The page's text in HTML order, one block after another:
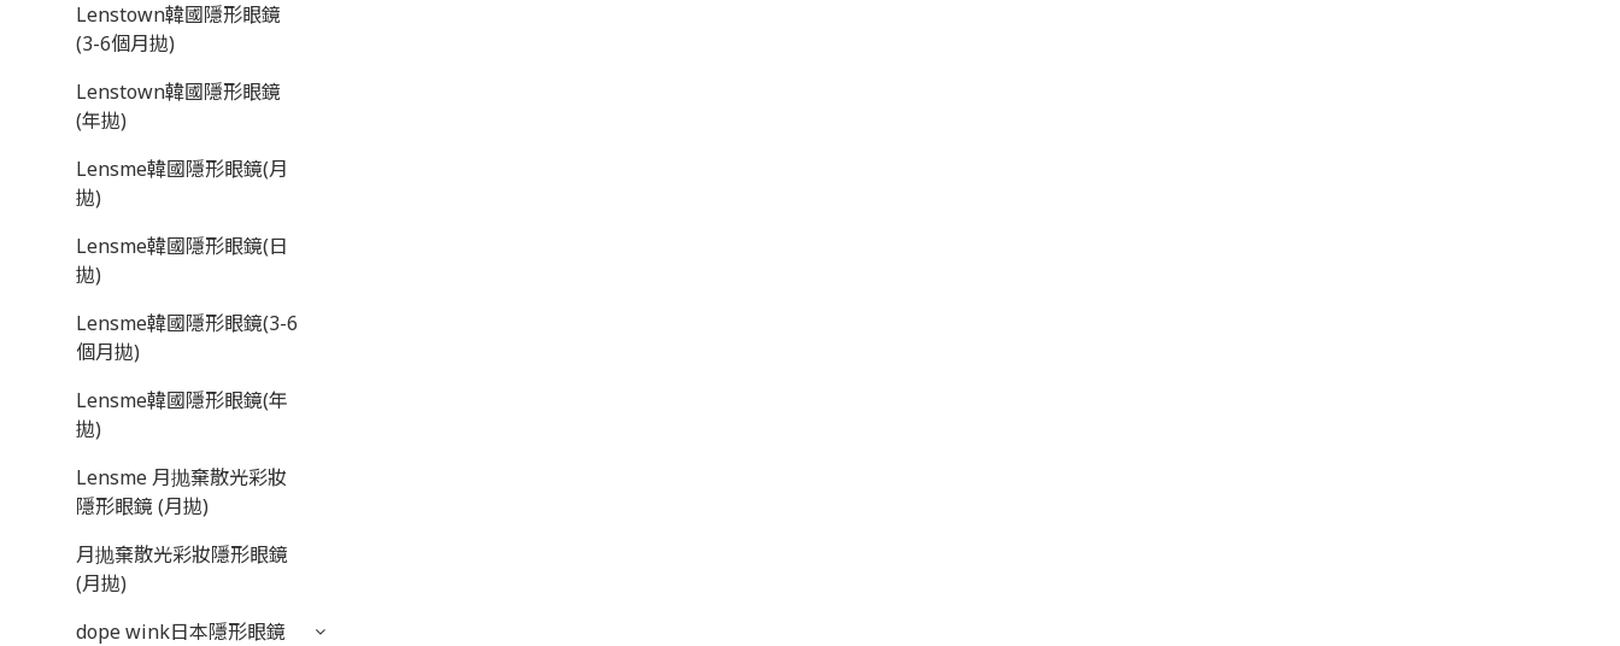
Lenstown韓國隱形眼鏡
(3-6個月拋)
Lenstown韓國隱形眼鏡
(年拋)
Lensme韓國隱形眼鏡(月
拋)
Lensme韓國隱形眼鏡(日
拋)
Lensme韓國隱形眼鏡(3-6
個月拋)
Lensme韓國隱形眼鏡(年
拋)
Lensme 月抛棄散光彩妝
隱形眼鏡 (月拋)
月抛棄散光彩妝隱形眼鏡
(月拋)
dope wink日本隱形眼鏡